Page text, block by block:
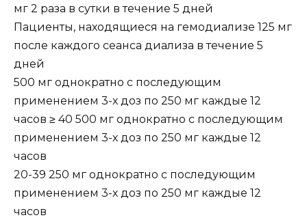
мг 2 раза в сутки в течение 5 дней
Пациенты, находящиеся на гемодиализе 125 мг
после каждого сеанса диализа в течение 5
дней
500 мг однократно с последующим
применением 3-х доз по 250 мг каждые 12
часов ≥ 40 500 мг однократно с последующим
применением 3-х доз по 250 мг каждые 12
часов
20-39 250 мг однократно с последующим
применением 3-х доз по 250 мг каждые 12
часов